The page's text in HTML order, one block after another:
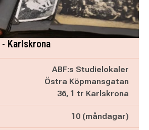
Karlskrona
ABF:s Studielokaler
Östra Köpmansgatan
36, 1 tr Karlskrona
10 (måndagar)